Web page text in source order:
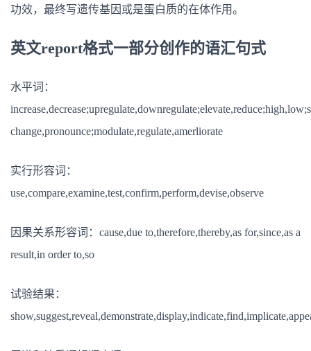
功效，最终写遗传基因或是蛋白质的在体作用。
英文report格式一部分创作的语汇句式
水平词：
change,pronounce;modulate,regulate,amerliorate
实行形容词：
use,compare,examine,test,confirm,perform,devise,observe
因果关系形容词：cause,due to,therefore,thereby,as for,since,as a
result,in order to,so
试验结果：